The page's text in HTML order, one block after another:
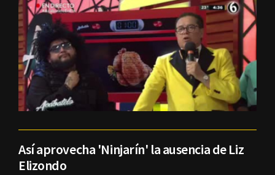
Así aprovecha 'Ninjarín' la ausencia de Liz
Elizondo